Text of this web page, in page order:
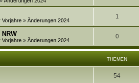
o
r
e
n
o
r
t
e
n
n
w
o
r
t
Vorjahre » Änderungen 2024
1
n
o
r
Vorjahre » Änderungen 2024
0A
n
t
w
THEMEN
54T